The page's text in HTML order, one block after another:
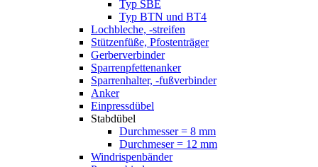
Typ SBE
Typ BTN und BT4
Lochbleche, -streifen
Stützenfüße, Pfostenträger
Gerberverbinder
Sparrenpfettenanker
Sparrenhalter, -fußverbinder
Anker
Einpressdübel
Stabdübel
Durchmesser = 8 mm
Durchmeser = 12 mm
Windrispenbänder